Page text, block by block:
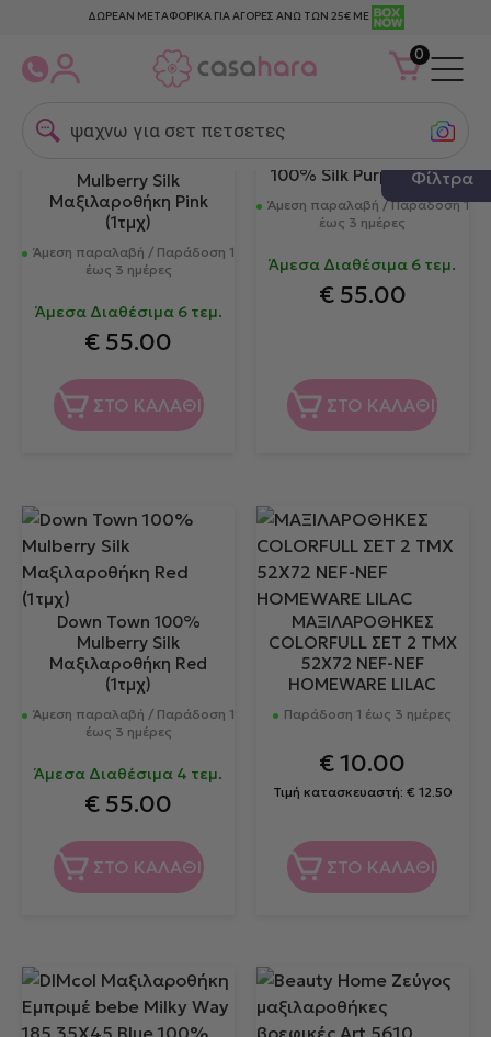
ΔΩΡΕΑΝ ΜΕΤΑΦΟΡΙΚΑ ΓΙΑ ΑΓΟΡΕΣ ΑΝΩ ΤΩΝ 25€ ΜΕ
0
ψαχνω για σετ πετσετες
Mulberry Silk
Μαξιλαροθήκη Pink
(1τμχ)
Άμεση παραλαβή / Παράδοση 1
έως 3 ημέρες
Άμεσα Διαθέσιμα 6 τεμ.
€ 55.00
ΣΤΟ ΚΑΛΑΘΙ
Down Town Home
100% Silk Purple (1τμχ)
Άμεση παραλαβή / Παράδοση 1
έως 3 ημέρες
Άμεσα Διαθέσιμα 6 τεμ.
€55.00
ΣΤΟ ΚΑΛΑΘΙ
Down Town 100%
Mulberry Silk
Μαξιλαροθήκη Red
(1τμχ)
Άμεση παραλαβή / Παράδοση 1
έως 3 ημέρες
Άμεσα Διαθέσιμα 4 τεμ.
€ 55.00
ΣΤΟ ΚΑΛΑΘΙ
ΜΑΞΙΛΑΡΟΘΗKΕΣ
COLORFULL ΣΕΤ 2 ΤΜΧ
52Χ72 NEF-NEF
HOMEWARE LILAC
Παράδοση 1 έως 3 ημέρες
€10.00
Τιμή κατασκευαστή: € 12.50
ΣΤΟ ΚΑΛΑΘΙ
Φίλτρα